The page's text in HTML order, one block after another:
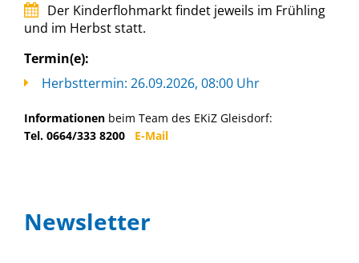
Newsletter
Der Kinderflohmarkt findet jeweils im Frühling
und im Herbst statt.
Termin(e):
Herbsttermin: 26.09.2026, 08:00 Uhr
Informationen beim Team des EKiZ Gleisdorf:
Tel. 0664/333 8200 E-Mail